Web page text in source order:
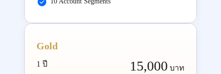
Gold
1 ปี 15,000 บาท